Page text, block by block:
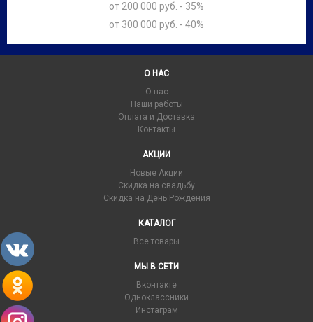
от 200 000 руб. - 35%
от 300 000 руб. - 40%
О НАС
О нас
Наши работы
Оплата и Доставка
Контакты
АКЦИИ
Новые Акции
Скидка на свадьбу
Скидка на День Рождения
КАТАЛОГ
Все товары
МЫ В СЕТИ
Вконтакте
Одноклассники
Инстаграм